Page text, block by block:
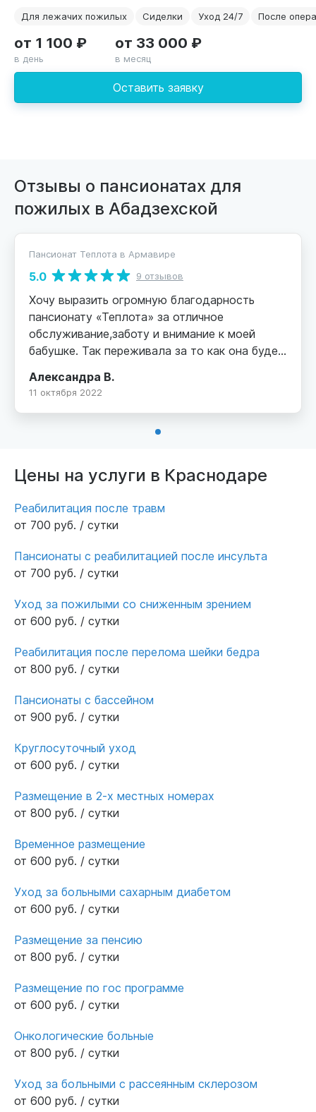
Для лежачих пожилых
Сиделки Уход 24/7 После
Оставить заявку
от 1 100 ₽
в день
от 33 000 ₽
в месяц
Отзывы о пансионатах для
пожилых в Абадзехской
Пансионат Теплота в Армавире
5.0 9 отзывов
Хочу выразить огромную благодарность
пансионату «Теплота» за отличное
обслуживание,заботу и внимание к моей
бабушке. Так переживала за то как она будет
будет уход. К моему счастью,отношение к
пенсионерам в пансионате на высшем уровне.
мероприятия,прогулки,что немало важно в
персонал,тщательно следят за постояльцами.
Так же отдельное спасибо директору Антону
Викторовичу и Светлане,которые всегда на
связи и если что -то понадобится или
нашла такую организацию. Которая
обеспечивает должный уход за моей
видео отчеты❤️❤️❤️
Александра В.
11 октября 2022
Цены на услуги в Краснодаре
Реабилитация после травм
от 700 руб. / сутки
Пансионаты с реабилитацией после инсульта
от 700 руб. / сутки
Уход за пожилыми со сниженным зрением
от 600 руб. / сутки
Реабилитация после перелома шейки бедра
от 800 руб. / сутки
Пансионаты с бассейном
от 900 руб. / сутки
Круглосуточный уход
от 600 руб. / сутки
Размещение в 2-х местных номерах
от 800 руб. / сутки
Временное размещение
от 600 руб. / сутки
Уход за больными сахарным диабетом
от 600 руб. / сутки
Размещение за пенсию
от 800 руб. / сутки
Размещение по гос программе
от 600 руб. / сутки
Онкологические больные
от 800 руб. / сутки
Уход за больными с рассеянным склерозом
от 600 руб. / сутки